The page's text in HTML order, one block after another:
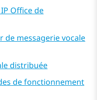
Office de
de messagerie vocale
distribuée
de fonctionnement